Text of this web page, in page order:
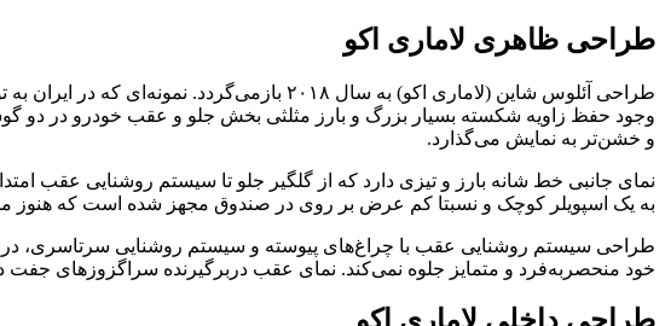
طراحی ظاهری لاماری اکو
طراحی آئلوس شاین (لاماری اکو) به سال ۲۰۱۸
وجود حفظ زاویه شکسته بسیار بزرگ و بارز مثلثی بخش جلو و عقب خودرو در دو
و خشن‌تر به نمایش می‌گذارد.
به یک اسپویلر کوچک و نسبتا کم عرض بر روی در صندوق مجهز شده است که هنوز
طراحی سیستم روشنایی عقب با چراغ‌های پیوسته و سیستم روشنایی سرتاسری،
خود منحصربه‌فرد و متمایز جلوه نمی‌کند. نمای عقب دربرگیرنده سراگزوزهای جفت